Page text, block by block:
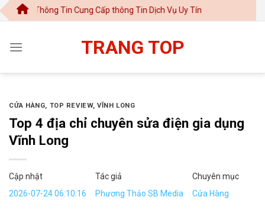
Chuyển
đến
dung
Tin Cung Cấp thông Tin Dịch Vụ Uy Tín
TRANG TOP
CỬA HÀNG, TOP REVIEW,VĨNH LONG
Top 4 địa chỉ chuyên sửa điện gia dụng
Vĩnh Long
Cập nhật
2026-07-24 06:10:16
Tác giả
Phương Thảo SB Media
Chuyên mục
Cửa Hàng